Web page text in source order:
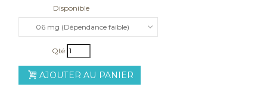
Disponible
06 mg (Dépendance faible)
Qté
AJOUTER AU PANIER